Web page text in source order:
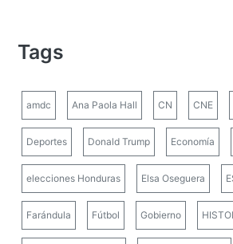
Tags
amdc Ana Paola Hall CN CNE
Deportes Donald Trump Economía
elecciones Honduras Elsa Oseguera
Farándula Fútbol Gobierno